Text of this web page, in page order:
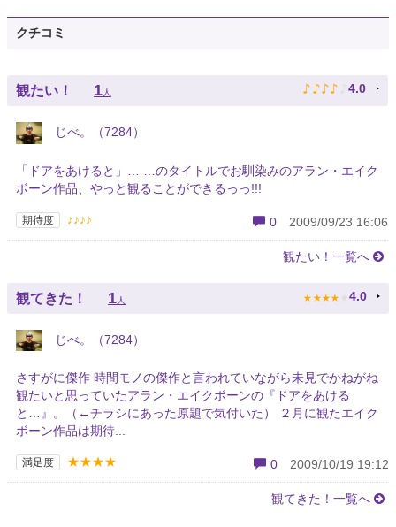
クチコミ
観たい！ 1人 ♪ ♪ ♪ ♪ ♪ 4.0
じべ。（7284）
「ドアをあけると」… …のタイトルでお馴染みのアラン・エイク
ボーン作品、やっと観ることができるっっ!!!
期待度 ♪♪♪♪ 0 2009/09/23 16:06
観たい！一覧へ
観てきた！ 1 人 ★ ★ ★ ★ ★ 4.0
じべ。（7284）
さすがに傑作 時間モノの傑作と言われていながら未見でかねがね
観たいと思っていたアラン・エイクボーンの『ドアをあける
と…』。（←チラシにあった原題で気付いた） ２月に観たエイク
ボーン作品は期待...
満足度 ★★★★ 0 2009/10/19 19:12
観てきた！一覧へ